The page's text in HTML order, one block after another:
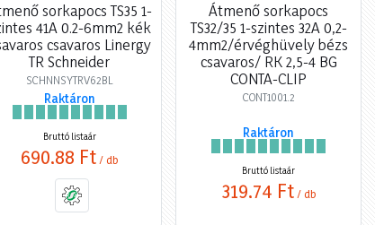
sorkapocs TS35 1-
41A 0.2-6mm2 kék
csavaros Linergy
TR Schneider
SCHNNSYTRV62BL
Raktáron
Bruttó listaár
690,88 Ft / db
Átmenő sorkapocs
TS32/35 1-szintes 32A 0,2-
4mm2/érvéghüvely bézs
csavaros/ RK 2,5-4 BG
CONTA-CLIP
CONT1001.2
Raktáron
Bruttó listaár
319,74 Ft / db